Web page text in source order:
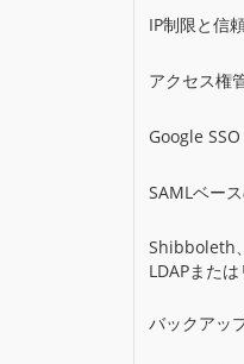
IP制限と信
アクセス権
Google SSO
SAMLベー
Shibboleth
LDAPまた
バックアッ